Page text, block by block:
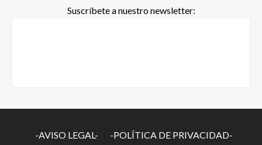
Suscríbete a nuestro newsletter:
-AVISO LEGAL- -POLÍTICA DE PRIVACIDAD-